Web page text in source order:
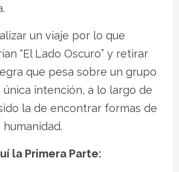
un viaje por lo que
“El Lado Oscuro” y retirar
que pesa sobre un grupo
intención, a lo largo de
la de encontrar formas de
la Primera Parte: